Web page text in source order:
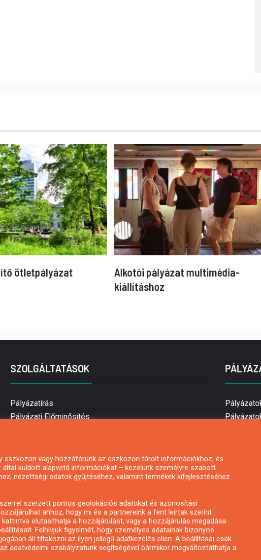
ötletpályázat
Alkotói pályázat multimédia-
kiállításhoz
SZOLGÁLTATÁSOK
Pályázatírás
Pályázati Előminősítés
Mezőgazdasági pályázatírás
Pályázatírás magánszemélyeknek
Pályázatírás civil szervezeteknek
Pályázatfigyelés
Specifikus pályázatfigyelés vagy hírlevél
vagy hozzáférünk az eszközön tárolt információkhoz, és
küldött alapvető információkat – kezelünk személyre szabott
nézettségi adatok gyűjtéséhez, valamint termékek kifejlesztéséhez
szerzett pontos geolokációs adatokat és azonosítási
ahhoz, hogy mi és a partnereink a fent leírtak szerint
elutasíthatja a hozzájárulást, vagy a hozzájárulás megadása
Felhívjuk figyelmét, hogy személyes adatainak bizonyos
áll tiltakozni az ilyen jellegű adatkezelés ellen. A beállításai csak
adatvédelmi szabályzatunk segítségével bármikor megváltoztathatja a